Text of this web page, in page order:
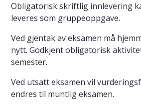
Obligatorisk skriftlig innlevering
leveres som gruppeoppgave.
Ved gjentak av eksamen må
nytt. Godkjent obligatorisk
semester.
Ved utsatt eksamen vil
endres til muntlig eksamen.